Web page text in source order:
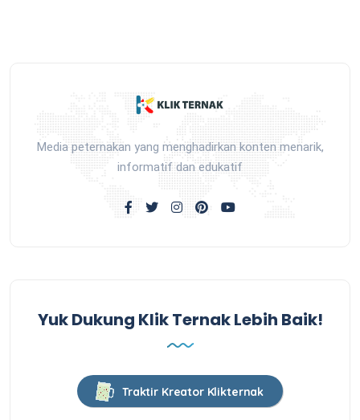
Media peternakan yang menghadirkan konten menarik,
informatif dan edukatif
Yuk Dukung Klik Ternak Lebih Baik!
Traktir Kreator Klikternak